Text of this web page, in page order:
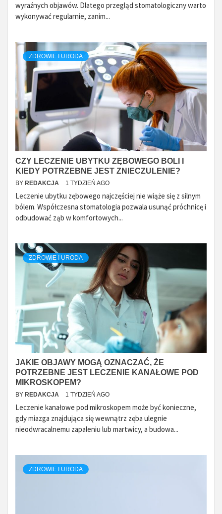
wyraźnych objawów. Dlatego przegląd stomatologiczny warto
wykonywać regularnie, zanim...
ZDROWIE I URODA
CZY LECZENIE UBYTKU ZĘBOWEGO BOLI I
KIEDY POTRZEBNE JEST ZNIECZULENIE?
BY REDAKCJA 1 TYDZIEŃ AGO
Leczenie ubytku zębowego najczęściej nie wiąże się z silnym
bólem. Współczesna stomatologia pozwala usunąć próchnicę i
odbudować ząb w komfortowych...
ZDROWIE I URODA
JAKIE OBJAWY MOGĄ OZNACZAĆ, ŻE
POTRZEBNE JEST LECZENIE KANAŁOWE POD
MIKROSKOPEM?
BY REDAKCJA 1 TYDZIEŃ AGO
Leczenie kanałowe pod mikroskopem może być konieczne,
gdy miazga znajdująca się wewnątrz zęba ulegnie
nieodwracalnemu zapaleniu lub martwicy, a budowa...
ZDROWIE I URODA